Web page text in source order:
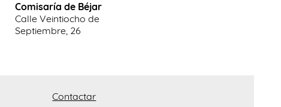
Comisaría de Béjar
Calle Veintiocho de
Septiembre, 26
Contactar